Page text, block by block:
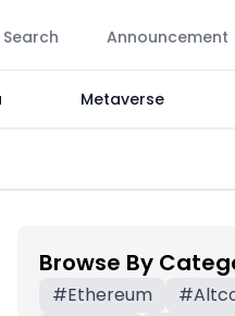
Search Announcement
Metaverse
Browse By
#Ethereum #